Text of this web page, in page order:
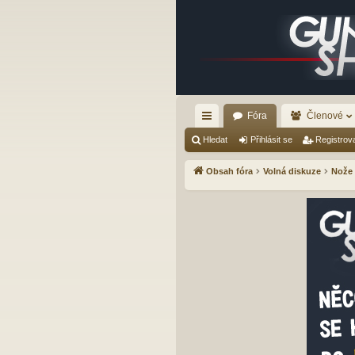
yc
hl
Fóra Členové
Hledat Přihlásit se
Obsah fóra Volná diskuze Nože